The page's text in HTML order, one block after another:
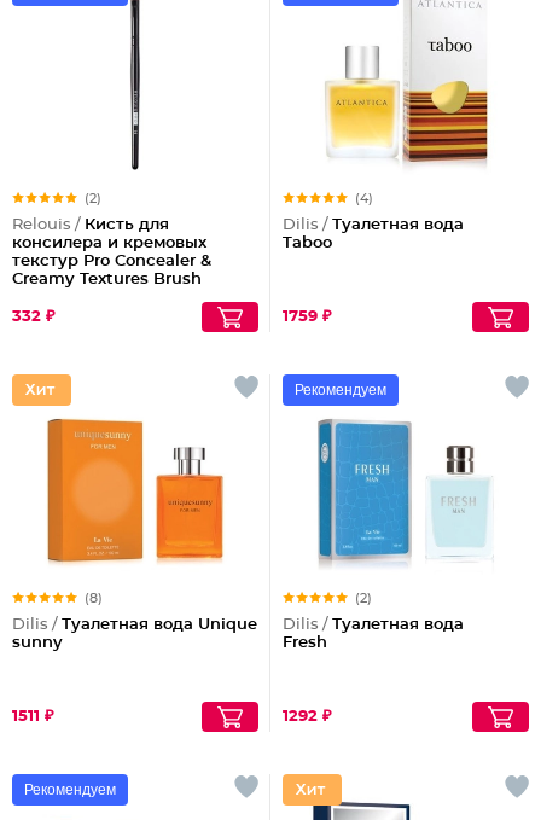
(2)
Relouis / Кисть для
консилера и кремовых
текстур Pro Concealer &
Creamy Textures Brush
332 ₽
(4)
Dilis / Туалетная вода
Taboo
1759 ₽
(8)
Dilis / Туалетная вода Unique
sunny
1511 ₽
Рекомендуем
(2)
Dilis / Туалетная вода
Fresh
1292 ₽
Рекомендуем